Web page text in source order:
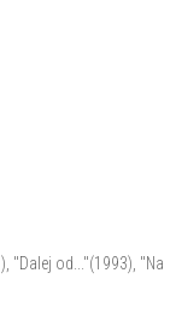
"Dalej od..."(1993), "Na